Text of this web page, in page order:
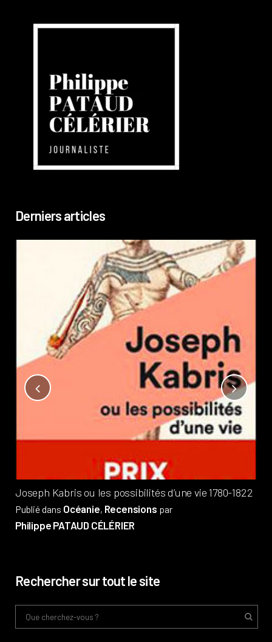
Derniers articles
Joseph Kabris ou les possibilités d’une vie 1780-1822
Publié dans Océanie, Recensions par
Philippe PATAUD CÉLÉRIER
Rechercher sur tout le site